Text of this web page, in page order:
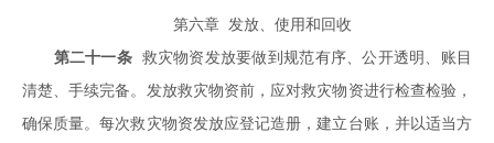
第六章 发放、使用和回收
第二十一条救灾物资发放要做到规范有序、公开透明、账目
清楚、手续完备。发放救灾物资前，应对救灾物资进行检查检验，
确保质量。每次救灾物资发放应登记造册，建立台账，并以适当方